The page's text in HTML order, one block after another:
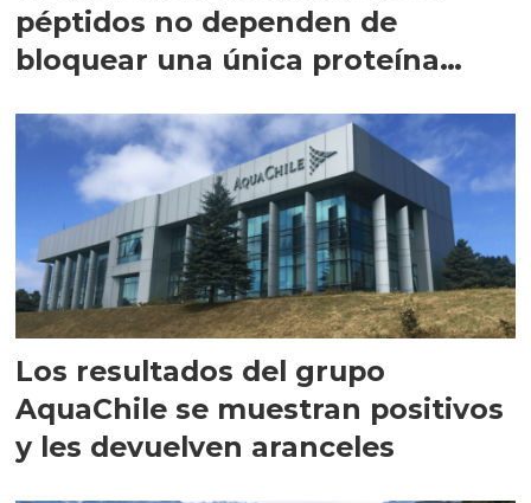
péptidos no dependen de
bloquear una única proteína
Los resultados del grupo
AquaChile se muestran positivos
y les devuelven aranceles